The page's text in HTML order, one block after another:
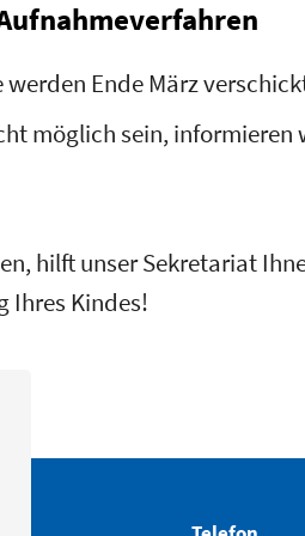
Ende März
möglich sein, informieren
hilft unser Sekretariat
Ihres Kindes!